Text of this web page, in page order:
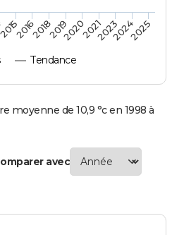
Tendance
20162018201920202021202320242025
moyenne de 10,9 °c en 1998 à
avec